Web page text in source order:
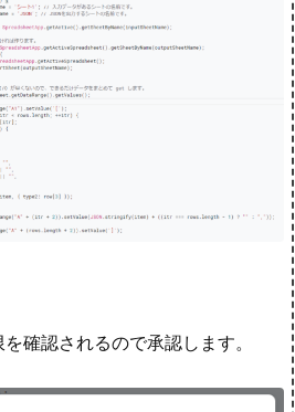
確認されるので承認します。